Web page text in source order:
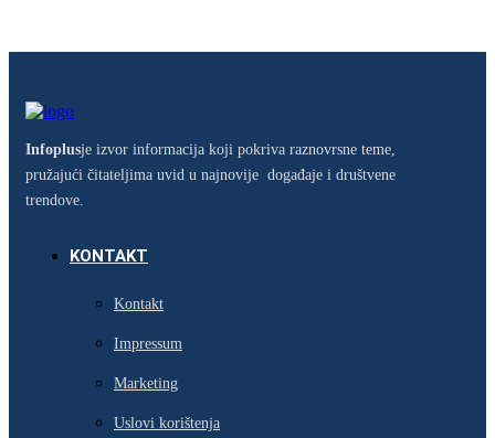
Infoplusje izvor informacija koji pokriva raznovrsne teme,
pružajući čitateljima uvid u najnovije događaje i društvene
trendove.
KONTAKT
Kontakt
Impressum
Marketing
Uslovi korištenja